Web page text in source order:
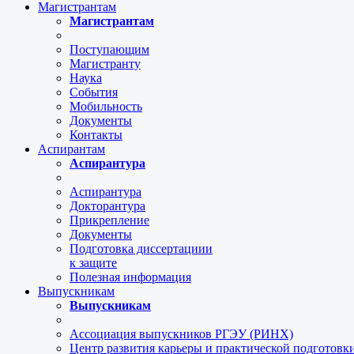
Магистрантам
Магистрантам
Поступающим
Магистранту
Наука
События
Мобильность
Документы
Контакты
Аспирантам
Аспирантура
Аспирантура
Докторантура
Прикрепление
Документы
Подготовка диссертациии
к защите
Полезная информация
Выпускникам
Выпускникам
Ассоциация выпускников РГЭУ (РИНХ)
Центр развития карьеры и практической